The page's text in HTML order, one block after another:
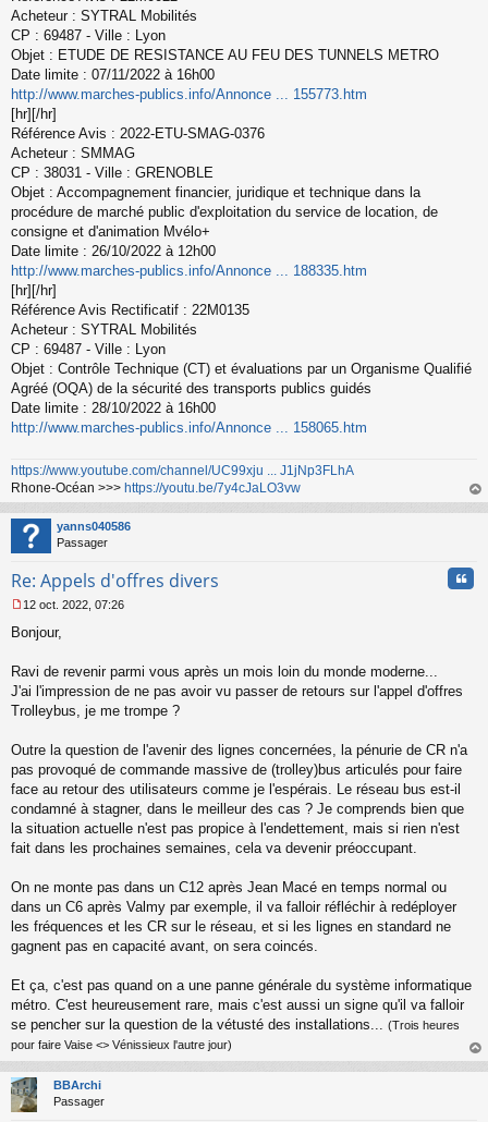
s
s
a
g
e
n
o
n
u
Acheteur : SYTRAL Mobilités
CP : 69487 - Ville : Lyon
Objet : ETUDE DE RESISTANCE AU FEU DES TUNNELS METRO
Date limite : 07/11/2022 à 16h00
http://www.marches-publics.info/Annonce ... 155773.htm
[hr][/hr]
Référence Avis : 2022-ETU-SMAG-0376
Acheteur : SMMAG
CP : 38031 - Ville : GRENOBLE
Objet : Accompagnement financier, juridique et technique dans la
procédure de marché public d'exploitation du service de location, de
consigne et d'animation Mvélo+
Date limite : 26/10/2022 à 12h00
http://www.marches-publics.info/Annonce ... 188335.htm
[hr][/hr]
Référence Avis Rectificatif : 22M0135
Acheteur : SYTRAL Mobilités
CP : 69487 - Ville : Lyon
Objet : Contrôle Technique (CT) et évaluations par un Organisme Qualifié
Agréé (OQA) de la sécurité des transports publics guidés
Date limite : 28/10/2022 à 16h00
http://www.marches-publics.info/Annonce ... 158065.htm
https://www.youtube.com/channel/UC99xju ... J1jNp3FLhA
Rhone-Océan >>> https://youtu.be/7y4cJaLO3vw
au
yanns040586
Passager
Re: Appels d'offres divers
e
g
e
o
u
12 oct. 2022, 07:26
Bonjour,
Ravi de revenir parmi vous après un mois loin du monde moderne...
J'ai l'impression de ne pas avoir vu passer de retours sur l'appel d'offres
Trolleybus, je me trompe ?
Outre la question de l'avenir des lignes concernées, la pénurie de CR n'a
pas provoqué de commande massive de (trolley)bus articulés pour faire
face au retour des utilisateurs comme je l'espérais. Le réseau bus est-il
condamné à stagner, dans le meilleur des cas ? Je comprends bien que
la situation actuelle n'est pas propice à l'endettement, mais si rien n'est
fait dans les prochaines semaines, cela va devenir préoccupant.
On ne monte pas dans un C12 après Jean Macé en temps normal ou
dans un C6 après Valmy par exemple, il va falloir réfléchir à redéployer
les fréquences et les CR sur le réseau, et si les lignes en standard ne
gagnent pas en capacité avant, on sera coincés.
Et ça, c'est pas quand on a une panne générale du système informatique
métro. C'est heureusement rare, mais c'est aussi un signe qu'il va falloir
se pencher sur la question de la vétusté des installations...
(Trois heures
pour faire Vaise <> Vénissieux l'autre jour)
au
BBArchi
Passager